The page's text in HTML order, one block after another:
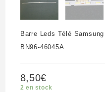
Barre Leds Télé
BN96-46045A
8,50€
2 en stock